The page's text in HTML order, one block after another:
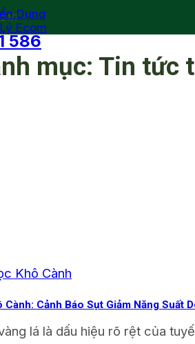
24/7
586
Dụng
Ecom
mục: Tin tức
Cảnh Báo Sụt Giảm Năng Suất
lá là dấu hiệu rõ rệt của